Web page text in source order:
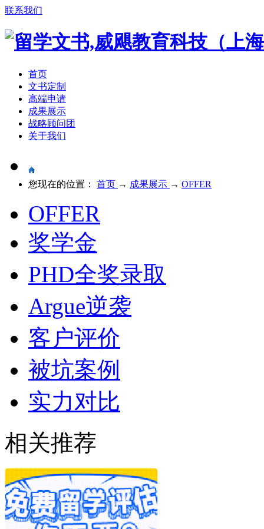
联系我们
首页
文书定制
高端申请
成果展示
战略顾问团
关于我们
您现在的位置： 首页 → 成果展示 → OFFER
OFFER
奖学金
PHD全奖录取
Argue逆袭
客户评价
被坑案例
实力对比
相关推荐